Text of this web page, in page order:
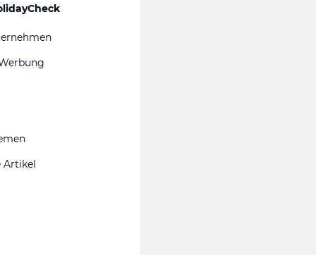
Artikel